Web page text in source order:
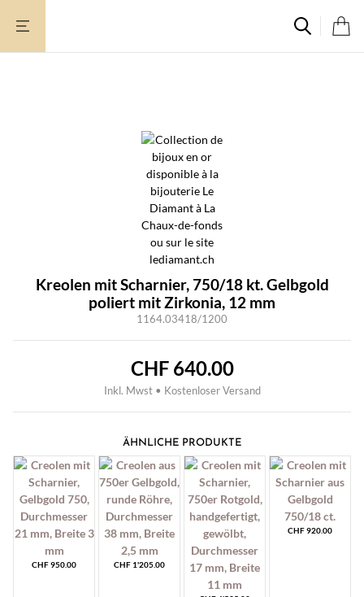
Inhalt
Kreolen mit Scharnier, 750/18 kt. Gelbgold
poliert mit Zirkonia, 12 mm
1164.03418/1200
CHF640.00
Inkl. Mwst • Kostenloser Versand
ÄHNLICHE PRODUKTE
CHF950.00 CHF 1'205.00
CHF920.00